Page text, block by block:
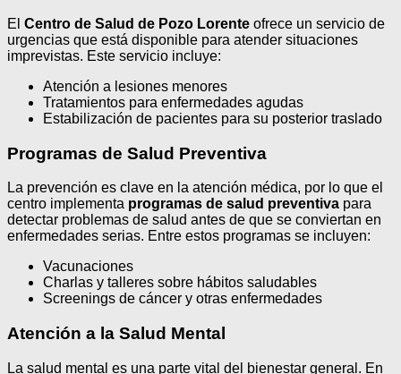
El Centro de Salud de Pozo Lorente ofrece un servicio de
urgencias que está disponible para atender situaciones
imprevistas. Este servicio incluye:
Atención a lesiones menores
Tratamientos para enfermedades agudas
Estabilización de pacientes para su posterior traslado
Programas de Salud Preventiva
La prevención es clave en la atención médica, por lo que el
centro implementa programas de salud preventiva para
detectar problemas de salud antes de que se conviertan en
enfermedades serias. Entre estos programas se incluyen:
Vacunaciones
Charlas y talleres sobre hábitos saludables
Screenings de cáncer y otras enfermedades
Atención a la Salud Mental
La salud mental es una parte vital del bienestar general. En